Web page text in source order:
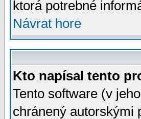
ktorá potrebné
Návrat hore
Kto napísal tento
Tento software (v
chránený autorskými